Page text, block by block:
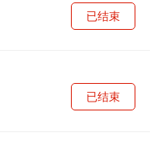
已结束
已结束